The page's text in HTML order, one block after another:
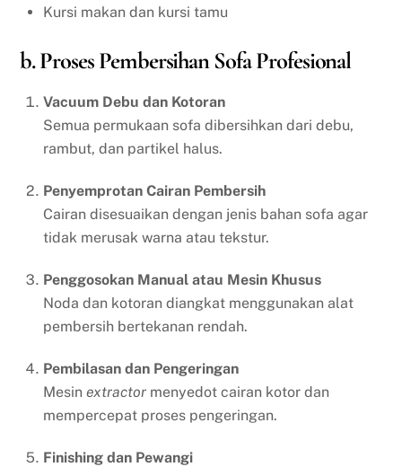
Kursi makan dan kursi tamu
b. Proses Pembersihan Sofa Profesional
Vacuum Debu dan Kotoran
Semua permukaan sofa dibersihkan dari debu,
rambut, dan partikel halus.
Penyemprotan Cairan Pembersih
Cairan disesuaikan dengan jenis bahan sofa agar
tidak merusak warna atau tekstur.
Penggosokan Manual atau Mesin Khusus
Noda dan kotoran diangkat menggunakan alat
pembersih bertekanan rendah.
Pembilasan dan Pengeringan
Mesin extractor menyedot cairan kotor dan
mempercepat proses pengeringan.
Finishing dan Pewangi